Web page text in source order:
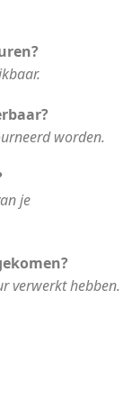
worden.
je
verwerkt hebben.